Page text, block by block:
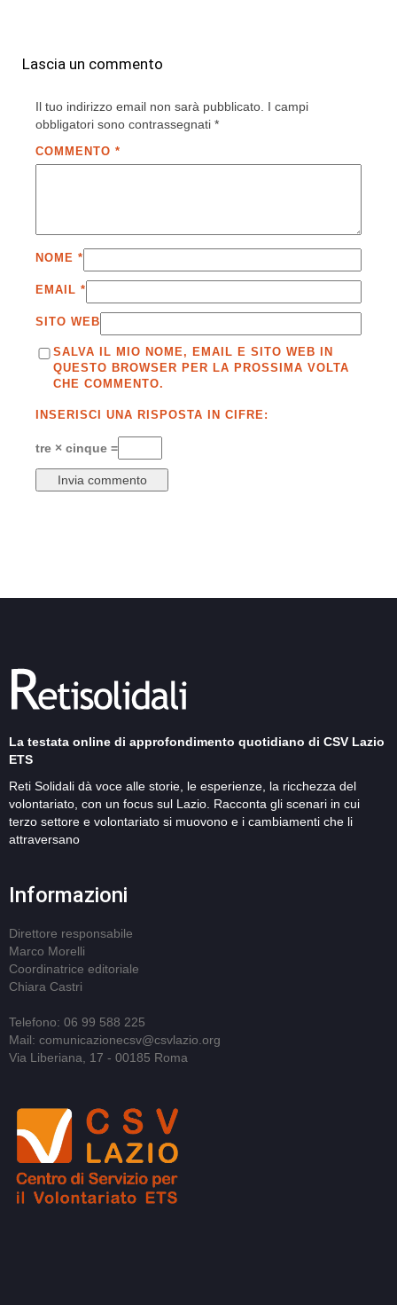
Lascia un commento
Il tuo indirizzo email non sarà pubblicato. I campi
obbligatori sono contrassegnati *
COMMENTO *
NOME *
EMAIL *
SITO WEB
SALVA IL MIO NOME, EMAIL E SITO WEB IN
QUESTO BROWSER PER LA PROSSIMA VOLTA
CHE COMMENTO.
INSERISCI UNA RISPOSTA IN CIFRE:
tre × cinque =
La testata online di approfondimento quotidiano di CSV Lazio
ETS
Reti Solidali dà voce alle storie, le esperienze, la ricchezza del
volontariato, con un focus sul Lazio. Racconta gli scenari in cui
terzo settore e volontariato si muovono e i cambiamenti che li
attraversano
Informazioni
Direttore responsabile
Marco Morelli
Coordinatrice editoriale
Chiara Castri
Telefono: 06 99 588 225
Mail: comunicazionecsv@csvlazio.org
Via Liberiana, 17 - 00185 Roma